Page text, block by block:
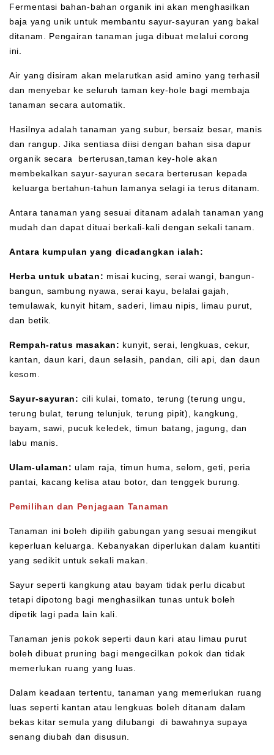
Fermentasi bahan-bahan organik ini akan menghasilkan
baja yang unik untuk membantu sayur-sayuran yang bakal
ditanam. Pengairan tanaman juga dibuat melalui corong
ini.
Air yang disiram akan melarutkan asid amino yang terhasil
dan menyebar ke seluruh taman key-hole bagi membaja
tanaman secara automatik.
Hasilnya adalah tanaman yang subur, bersaiz besar, manis
dan rangup. Jika sentiasa diisi dengan bahan sisa dapur
organik secara berterusan,taman key-hole akan
membekalkan sayur-sayuran secara berterusan kepada
keluarga bertahun-tahun lamanya selagi ia terus ditanam.
Antara tanaman yang sesuai ditanam adalah tanaman yang
mudah dan dapat dituai berkali-kali dengan sekali tanam.
Antara kumpulan yang dicadangkan ialah:
Herba untuk ubatan: misai kucing, serai wangi, bangun-
bangun, sambung nyawa, serai kayu, belalai gajah,
temulawak, kunyit hitam, saderi, limau nipis, limau purut,
dan betik.
Rempah-ratus masakan: kunyit, serai, lengkuas, cekur,
kantan, daun kari, daun selasih, pandan, cili api, dan daun
kesom.
Sayur-sayuran: cili kulai, tomato, terung (terung ungu,
terung bulat, terung telunjuk, terung pipit), kangkung,
bayam, sawi, pucuk keledek, timun batang, jagung, dan
labu manis.
Ulam-ulaman:ulam raja, timun huma, selom, geti, peria
pantai, kacang kelisa atau botor, dan tenggek burung.
Pemilihan dan Penjagaan Tanaman
Tanaman ini boleh dipilih gabungan yang sesuai mengikut
keperluan keluarga. Kebanyakan diperlukan dalam kuantiti
yang sedikit untuk sekali makan.
Sayur seperti kangkung atau bayam tidak perlu dicabut
tetapi dipotong bagi menghasilkan tunas untuk boleh
dipetik lagi pada lain kali.
Tanaman jenis pokok seperti daun kari atau limau purut
boleh dibuat pruning bagi mengecilkan pokok dan tidak
memerlukan ruang yang luas.
Dalam keadaan tertentu, tanaman yang memerlukan ruang
luas seperti kantan atau lengkuas boleh ditanam dalam
bekas kitar semula yang dilubangi di bawahnya supaya
senang diubah dan disusun.